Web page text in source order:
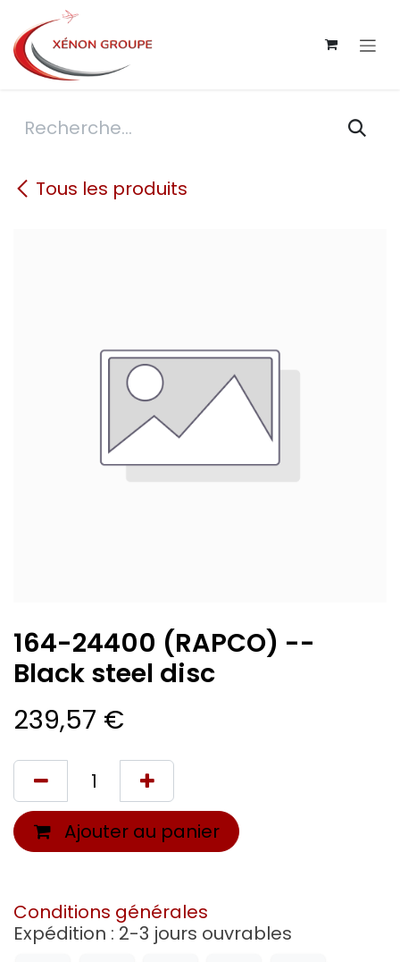
Se rendre au contenu
Tous les produits
164-24400 (RAPCO) --
Black steel disc
239,57 €
Ajouter au panier
Conditions générales
Expédition : 2-3 jours ouvrables